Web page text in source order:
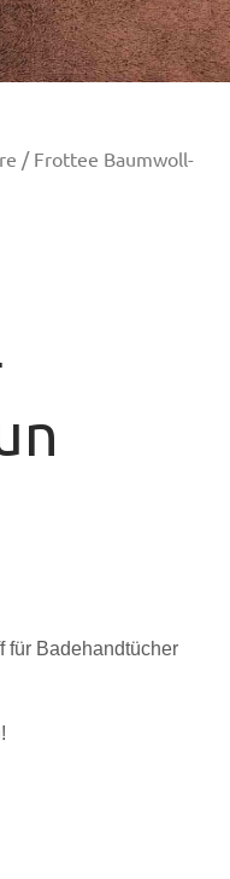
/ Frottee Baumwoll-
für Badehandtücher